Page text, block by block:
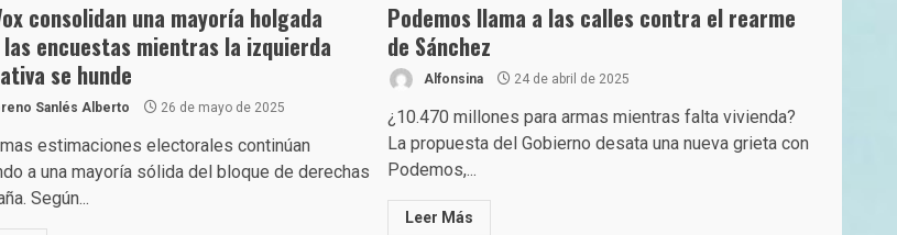
consolidan una mayoría holgada
las encuestas mientras la izquierda
se hunde
Sanlés Alberto 26 de mayo de 2025
estimaciones electorales continúan
a una mayoría sólida del bloque de derechas
Según...
Podemos llama a las calles contra el rearme
de Sánchez
Alfonsina 24 de abril de 2025
¿10.470 millones para armas mientras falta vivienda?
La propuesta del Gobierno desata una nueva grieta con
Podemos,...
Leer Más